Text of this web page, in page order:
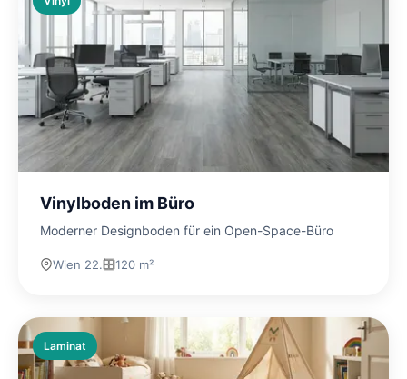
Vinylboden im Büro
Moderner Designboden für ein Open-Space-Büro
Wien 22. 120 m²
Laminat